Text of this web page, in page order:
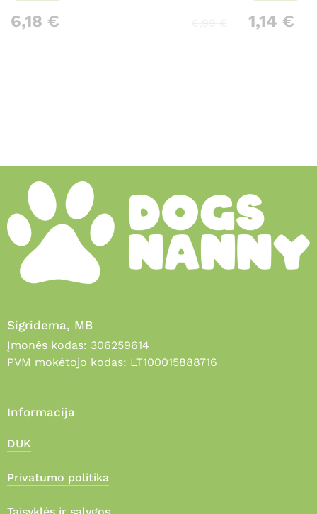
6,18 € 1,14 €
Sigridema, MB
Įmonės kodas: 306259614
PVM mokėtojo kodas: LT100015888716
Informacija
DUK
Privatumo politika